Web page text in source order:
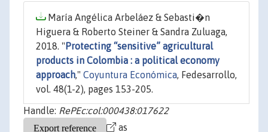
María Angélica Arbeláez & Sebasti�n
Higuera & Roberto Steiner & Sandra Zuluaga,
2018. " Protecting “sensitive” agricultural
products in Colombia : a political economy
approach," Coyuntura Económica, Fedesarrollo,
vol. 48(1-2), pages 153-205.
Handle: RePEc:col:000438:017622
as